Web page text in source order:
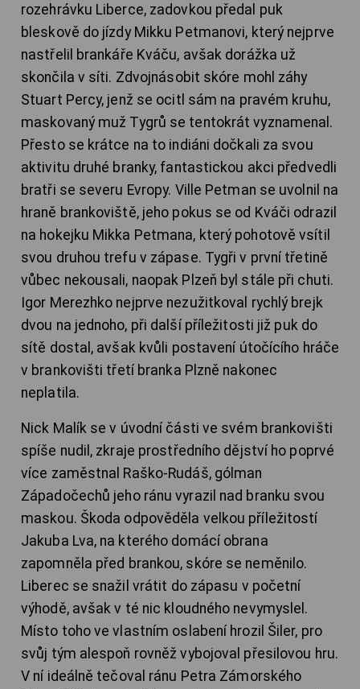
rozehrávku Liberce, zadovkou předal puk
bleskově do jízdy Mikku Petmanovi, který nejprve
nastřelil brankáře Kváču, avšak dorážka už
skončila v síti. Zdvojnásobit skóre mohl záhy
Stuart Percy, jenž se ocitl sám na pravém kruhu,
maskovaný muž Tygrů se tentokrát vyznamenal.
Přesto se krátce na to indiáni dočkali za svou
aktivitu druhé branky, fantastickou akci předvedli
bratři se severu Evropy. Ville Petman se uvolnil na
hraně brankoviště, jeho pokus se od Kváči odrazil
na hokejku Mikka Petmana, který pohotově vsítil
svou druhou trefu v zápase. Tygři v první třetině
vůbec nekousali, naopak Plzeň byl stále při chuti.
Igor Merezhko nejprve nezužitkoval rychlý brejk
dvou na jednoho, při další příležitosti již puk do
sítě dostal, avšak kvůli postavení útočícího hráče
v brankovišti třetí branka Plzně nakonec
neplatila.
Nick Malík se v úvodní části ve svém brankovišti
spíše nudil, zkraje prostředního dějství ho poprvé
více zaměstnal Raško-Rudáš, gólman
Západočechů jeho ránu vyrazil nad branku svou
maskou. Škoda odpověděla velkou příležitostí
Jakuba Lva, na kterého domácí obrana
zapomněla před brankou, skóre se neměnilo.
Liberec se snažil vrátit do zápasu v početní
výhodě, avšak v té nic kloudného nevymyslel.
Místo toho ve vlastním oslabení hrozil Šiler, pro
svůj tým alespoň rovněž vybojoval přesilovou hru.
V ní ideálně tečoval ránu Petra Zámorského